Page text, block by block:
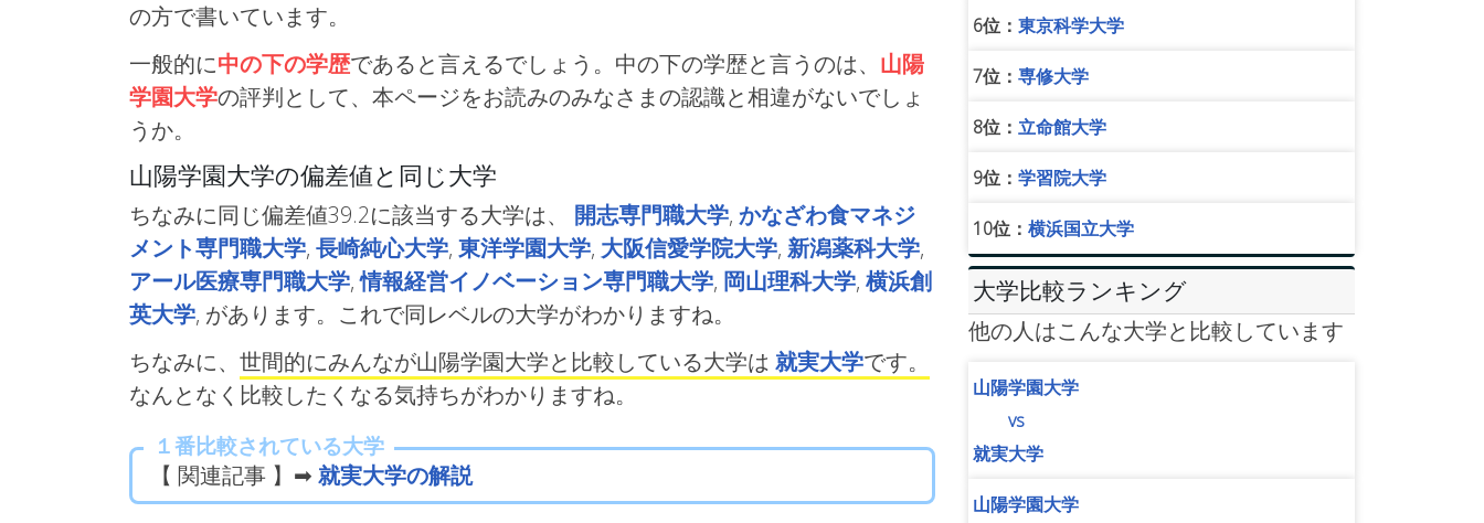
の方で書いています。
一般的に中の下の学歴であると言えるでしょう。中の下の学歴と言うのは、 山陽
学園大学の評判として、本ページをお読みのみなさまの認識と相違がないでしょ
うか。
山陽学園大学の偏差値と同じ大学
ちなみに同じ偏差値39.2に該当する大学は、 開志専門職大学, かなざわ食マネジ
メント専門職大学, 長崎純心大学, 東洋学園大学, 大阪信愛学院大学, 新潟薬科大学,
アール医療専門職大学,情報経営イノベーション専門職大学, 岡山理科大学, 横浜創
英大学, があります。これで同レベルの大学がわかりますね。
ちなみに、 世間的にみんなが山陽学園大学と比較している大学は 就実大学です。
なんとなく比較したくなる気持ちがわかりますね。
１番比較されている大学
【 関連記事 】➡ 就実大学の解説
6位： 東京科学大学
7位： 専修大学
8位： 立命館大学
9位： 学習院大学
10位： 横浜国立大学
大学比較ランキング
他の人はこんな大学と比較しています
山陽学園大学
vs
就実大学
山陽学園大学